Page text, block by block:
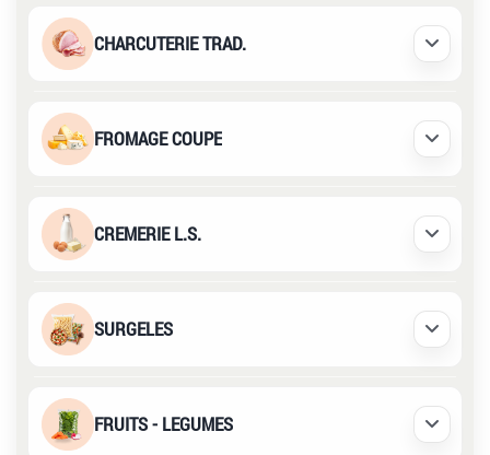
CHARCUTERIE TRAD. Déplier
FROMAGE COUPE Déplier
CREMERIE L.S. Déplier
SURGELES Déplier
FRUITS - LEGUMES Déplier